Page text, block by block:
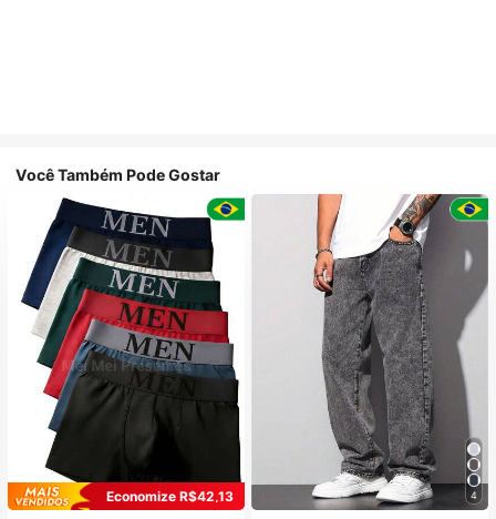
Você Também Pode Gostar
Economize R$42,13
4